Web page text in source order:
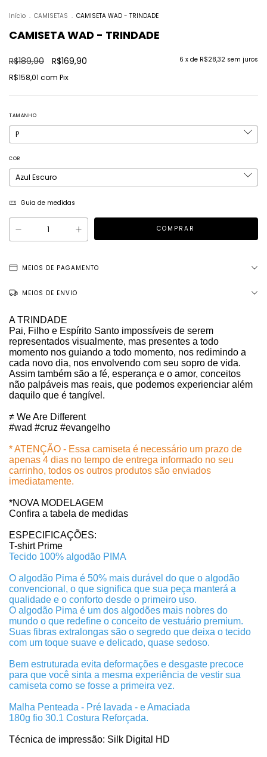
Início . CAMISETAS . CAMISETA WAD - TRINDADE
CAMISETA WAD - TRINDADE
R$189,90 R$169,90 6 x de R$28,32 sem juros
R$158,01 com Pix
TAMANHO
COR
Guia de medidas
MEIOS DE PAGAMENTO
MEIOS DE ENVIO
A TRINDADE
Pai, Filho e Espírito Santo impossíveis de serem
representados visualmente, mas presentes a todo
momento nos guiando a todo momento, nos redimindo a
cada novo dia, nos envolvendo com seu sopro de vida.
Assim também são a fé, esperança e o amor, conceitos
não palpáveis mas reais, que podemos experienciar além
daquilo que é tangível.
≠ We Are Different
#wad #cruz #evangelho
* ATENÇÃO - Essa camiseta é necessário um prazo de
apenas 4 dias no tempo de entrega informado no seu
carrinho, todos os outros produtos são enviados
imediatamente.
*NOVA MODELAGEM
Confira a tabela de medidas
ESPECIFICAÇÕES:
T-shirt Prime
Tecido 100% algodão PIMA
O algodão Pima é 50% mais durável do que o algodão
convencional, o que significa que sua peça manterá a
qualidade e o conforto desde o primeiro uso.
O algodão Pima é um dos algodões mais nobres do
mundo o que redefine o conceito de vestuário premium.
Suas fibras extralongas são o segredo que deixa o tecido
com um toque suave e delicado, quase sedoso.
Bem estruturada evita deformações e desgaste precoce
para que você sinta a mesma experiência de vestir sua
camiseta como se fosse a primeira vez.
Malha Penteada - Pré lavada - e Amaciada
180g fio 30.1 Costura Reforçada.
Técnica de impressão: Silk Digital HD